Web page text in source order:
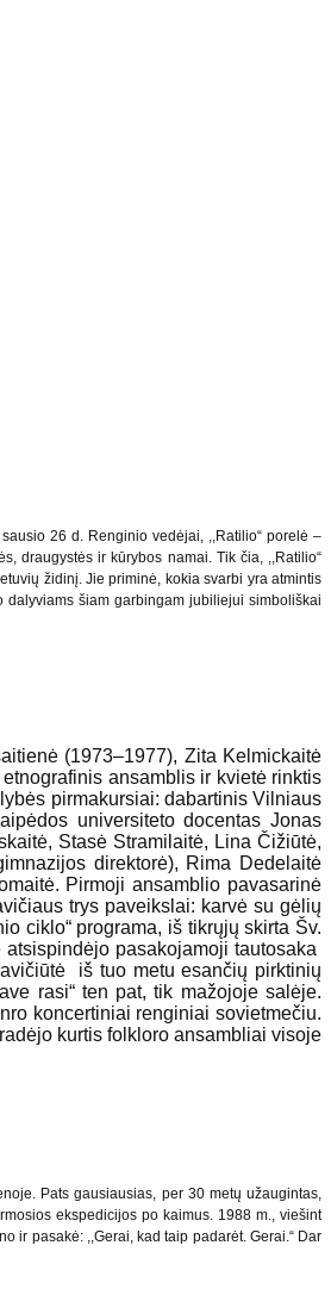
26 d. Renginio vedėjai, ,,Ratilio“ porelė –
draugystės ir kūrybos namai. Tik čia, ,,Ratilio“
židinį. Jie priminė, kokia svarbi yra atmintis
šiam garbingam jubiliejui simboliškai
(1973–1977), Zita Kelmickaitė
ansamblis ir kvietė rinktis
pirmakursiai: dabartinis Vilniaus
universiteto docentas Jonas
Stasė Stramilaitė, Lina Čižiūtė,
direktorė), Rima Dedelaitė
Pirmoji ansamblio pavasarinė
trys paveikslai: karvė su gėlių
ciklo“ programa, iš tikrųjų skirta Šv.
pasakojamoji tautosaka
iš tuo metu esančių pirktinių
rasi“ ten pat, tik mažojoje salėje.
koncertiniai renginiai sovietmečiu.
kurtis folkloro ansambliai visoje
Pats gausiausias, per 30 metų užaugintas,
ekspedicijos po kaimus. 1988 m., viešint
ir pasakė: ,,Gerai, kad taip padarėt. Gerai.“ Dar